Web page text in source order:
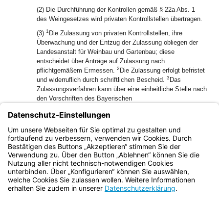
(2) Die Durchführung der Kontrollen gemäß § 22a Abs. 1
des Weingesetzes wird privaten Kontrollstellen übertragen.
(3) 1 Die Zulassung von privaten Kontrollstellen, ihre
Überwachung und der Entzug der Zulassung obliegen der
Landesanstalt für Weinbau und Gartenbau; diese
entscheidet über Anträge auf Zulassung nach
pflichtgemäßem Ermessen. 2 Die Zulassung erfolgt befristet
und widerruflich durch schriftlichen Bescheid. 3 Das
Zulassungsverfahren kann über eine einheitliche Stelle nach
den Vorschriften des Bayerischen
(4) Die Landesanstalt für Weinbau und Gartenbau kann im
Einzelfall Aufgaben der zugelassen privaten Kontrollstellen
auch selbst wahrnehmen.
Bayern.de
BayernPortal